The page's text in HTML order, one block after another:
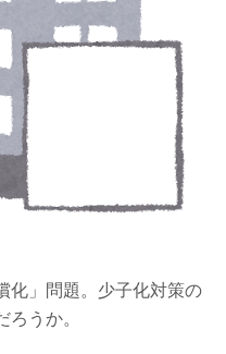
化」問題。少子化対策の
うか。